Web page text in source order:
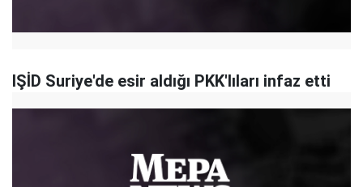
IŞİD Suriye'de esir aldığı PKK'lıları infaz etti